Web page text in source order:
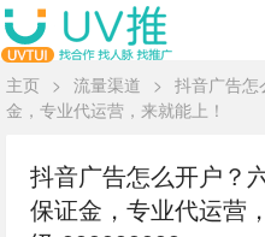
主页 > 流量渠道 > 抖音广告怎
金，专业代运营，来就能上！
抖音广告怎么开户？
保证金，专业代运营